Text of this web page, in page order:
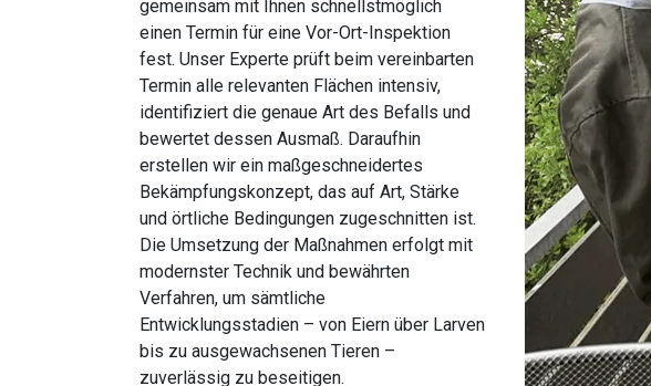
gemeinsam mit Ihnen schnellstmöglich
einen Termin für eine Vor-Ort-Inspektion
fest. Unser Experte prüft beim vereinbarten
Termin alle relevanten Flächen intensiv,
identifiziert die genaue Art des Befalls und
bewertet dessen Ausmaß. Daraufhin
erstellen wir ein maßgeschneidertes
Bekämpfungskonzept, das auf Art, Stärke
und örtliche Bedingungen zugeschnitten ist.
Die Umsetzung der Maßnahmen erfolgt mit
modernster Technik und bewährten
Verfahren, um sämtliche
Entwicklungsstadien – von Eiern über Larven
bis zu ausgewachsenen Tieren –
zuverlässig zu beseitigen.